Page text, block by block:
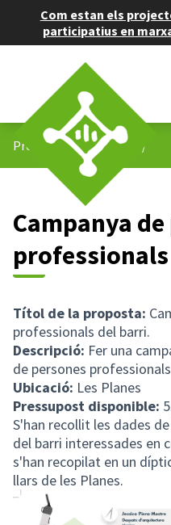
Com estan els
participatius en
Projectes participatius /
Campanya
Títol de la proposta:
professionals del barri.
Descripció: Fer una
de persones
Ubicació: Les Planes
Pressupost disponible:
S'han recollit les dades
del barri interessades en
s'han recopilat en un
llars de les Planes.